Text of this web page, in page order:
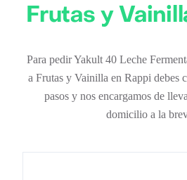
Frutas y
Para pedir Yakult 40 Leche
a Frutas y Vainilla en Rappi debes
pasos y nos encargamos de
domicilio a la